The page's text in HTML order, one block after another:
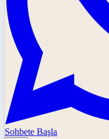
Sohbete Başla